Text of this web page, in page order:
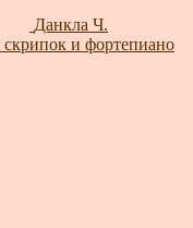
Данкла Ч.
и фортепиано